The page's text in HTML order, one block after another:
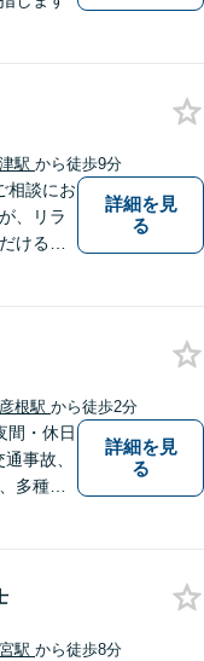
駅 から徒歩9分
相談にお
、リラ
けるよ
れてい
談にい
詳細を見
る
根駅 から徒歩2分
間・休日
事故、
多種多
れぞれ
まいり
くださ
詳細を見
る
駅 から徒歩8分